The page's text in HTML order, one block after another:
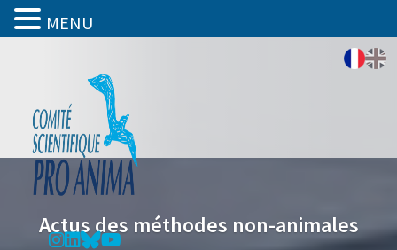
Actus des méthodes non-animales
MENU